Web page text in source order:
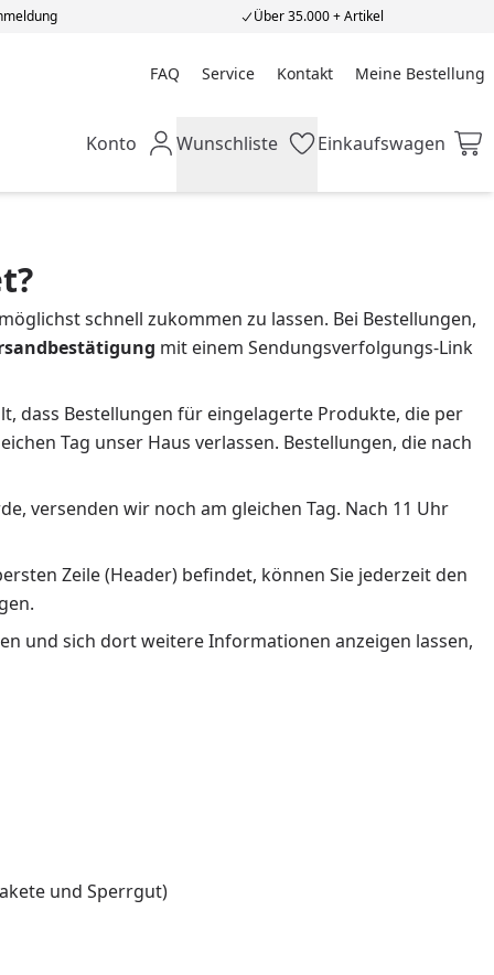
Über 35.000 + Artikel
FAQ Service Kontakt Meine Bestellung
Meine Bestellung
Mein Konto
Konto Wunschliste
Wunschliste Einkaufswagen
Einkaufswagen
schnell zukommen zu lassen. Bei Bestellungen,
mit einem Sendungsverfolgungs-Link
dass Bestellungen für eingelagerte Produkte, die per
Tag unser Haus verlassen. Bestellungen, die nach
versenden wir noch am gleichen Tag. Nach 11 Uhr
Zeile (Header) befindet, können Sie jederzeit den
und sich dort weitere Informationen anzeigen lassen,
und Sperrgut)